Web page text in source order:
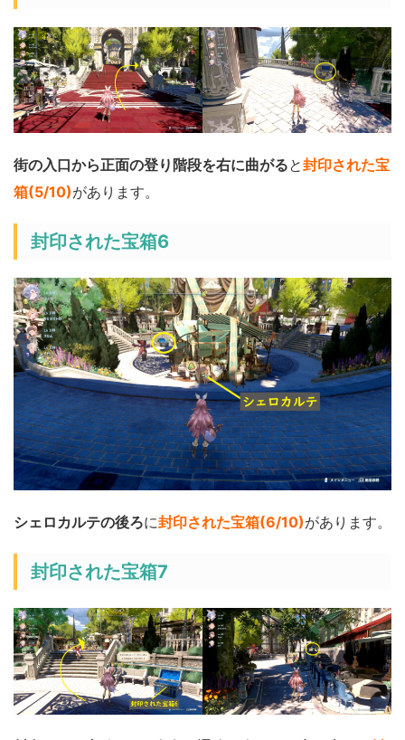
街の入口から正面の登り階段を右に曲がると封印された宝
箱(5/10)があります。
封印された宝箱6
シェロカルテの後ろに封印された宝箱(6/10)があります。
封印された宝箱7